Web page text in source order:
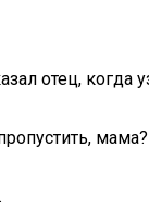
отец, когда
мама?